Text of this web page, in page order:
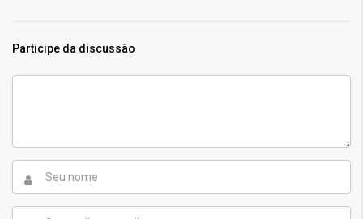
Participe da discussão